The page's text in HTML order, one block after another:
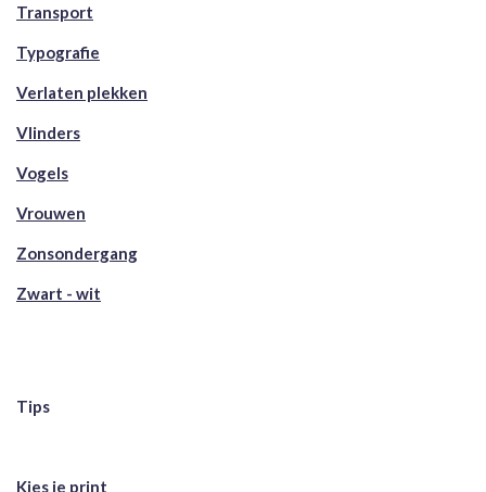
Transport
Typografie
Verlaten plekken
Vlinders
Vogels
Vrouwen
Zonsondergang
Zwart - wit
Tips
Kies je print